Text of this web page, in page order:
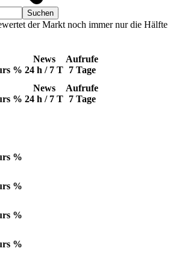
der Markt noch immer nur die Hälfte
%
News
24 h / 7 T
Aufrufe
7 Tage
%
News
24 h / 7 T
Aufrufe
7 Tage
%
%
%
%